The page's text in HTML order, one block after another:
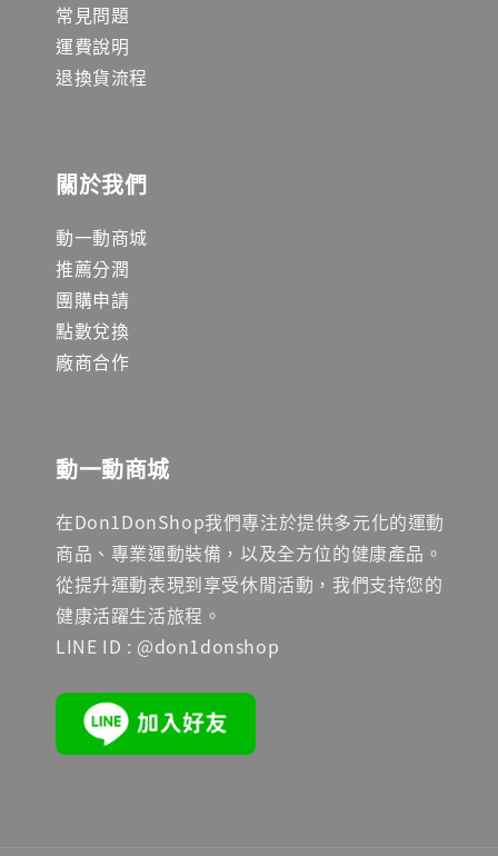
常見問題
運費說明
退換貨流程
關於我們
動一動商城
推薦分潤
團購申請
點數兌換
廠商合作
動一動商城
在Don1DonShop我們專注於提供多元化的運動
商品、專業運動裝備，以及全方位的健康產品。
從提升運動表現到享受休閒活動，我們支持您的
健康活躍生活旅程。
LINE ID : @don1donshop